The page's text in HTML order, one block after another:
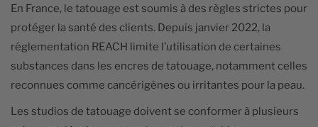
En France, le tatouage est soumis à des règles strictes pour
protéger la santé des clients. Depuis janvier 2022, la
réglementation REACH limite l’utilisation de certaines
substances dans les encres de tatouage, notamment celles
reconnues comme cancérigènes ou irritantes pour la peau.
Les studios de tatouage doivent se conformer à plusieurs